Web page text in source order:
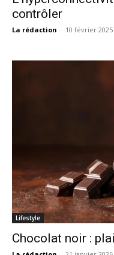
contrôler
La rédaction - 10 février 2025
Lifestyle
Chocolat noir :